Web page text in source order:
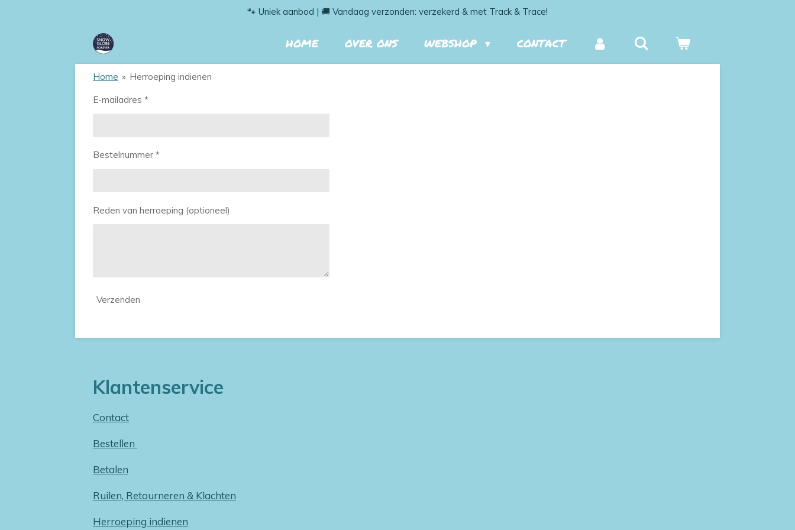
🐾 Uniek aanbod | 🚚 Vandaag verzonden: verzekerd & met Track & Trace!
HOME OVER ONS WEBSHOP CONTACT
Home » Herroeping indienen
E-mailadres *
Bestelnummer *
Reden van herroeping (optioneel)
Verzenden
Klantenservice
Contact
Bestellen
Betalen
Ruilen, Retourneren & Klachten
Herroeping indienen